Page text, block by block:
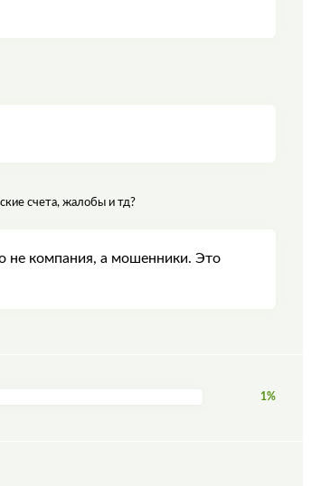
счета, жалобы и тд?
не компания, а мошенники. Это
1%